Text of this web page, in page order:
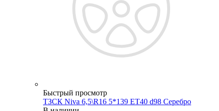
Быстрый просмотр
ТЗСК Niva 6,5\R16 5*139 ET40 d98 Серебро